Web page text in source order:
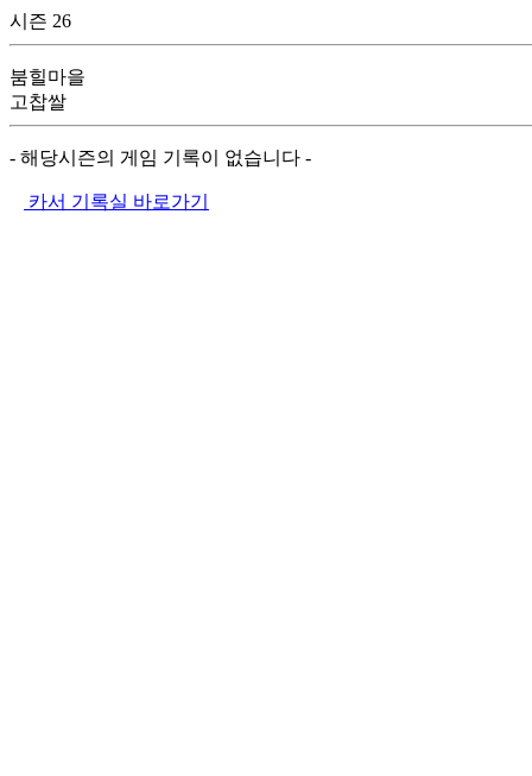
시즌 26
붐힐마을
고찹쌀
- 해당시즌의 게임 기록이 없습니다 -
카서 기록실 바로가기